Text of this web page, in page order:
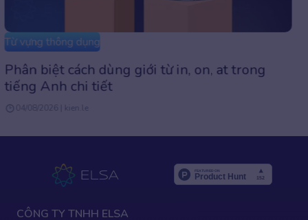
Từ vựng thông dụng
Remain là gì? Cách dùng cấu trúc Retain dễ
hiểu, kèm ví dụ
26/07/2026 | Admin
CÔNG TY TNHH ELSA